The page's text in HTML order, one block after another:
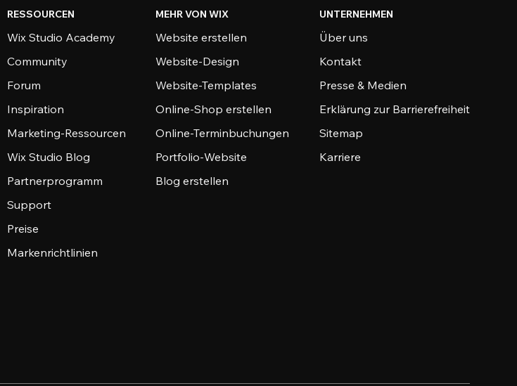
RESSOURCEN
Wix Studio Academy
Community
Forum
Inspiration
Marketing-Ressourcen
Wix Studio Blog
Partnerprogramm
Support
Preise
Markenrichtlinien
MEHR VON WIX
Website erstellen
Website-Design
Website-Templates
Online-Shop erstellen
Online-Terminbuchungen
Portfolio-Website
Blog erstellen
UNTERNEHMEN
Über uns
Kontakt
Presse & Medien
Erklärung zur Barrierefreiheit
Sitemap
Karriere